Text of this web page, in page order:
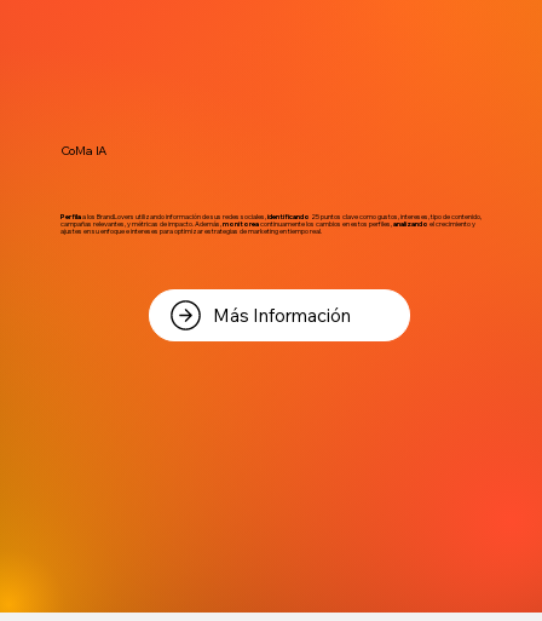
CoMa IA
Perfilaa los BrandLovers utilizando información de sus redes sociales, identificando 25 puntos clave como gustos, intereses, tipo de contenido,
campañas relevantes, y métricas de impacto. Además, monitoreacontinuamente los cambios en estos perfiles, analizandoel crecimiento y
ajustes en su enfoque e intereses para optimizar estrategias de marketing en tiempo real.
Más Información